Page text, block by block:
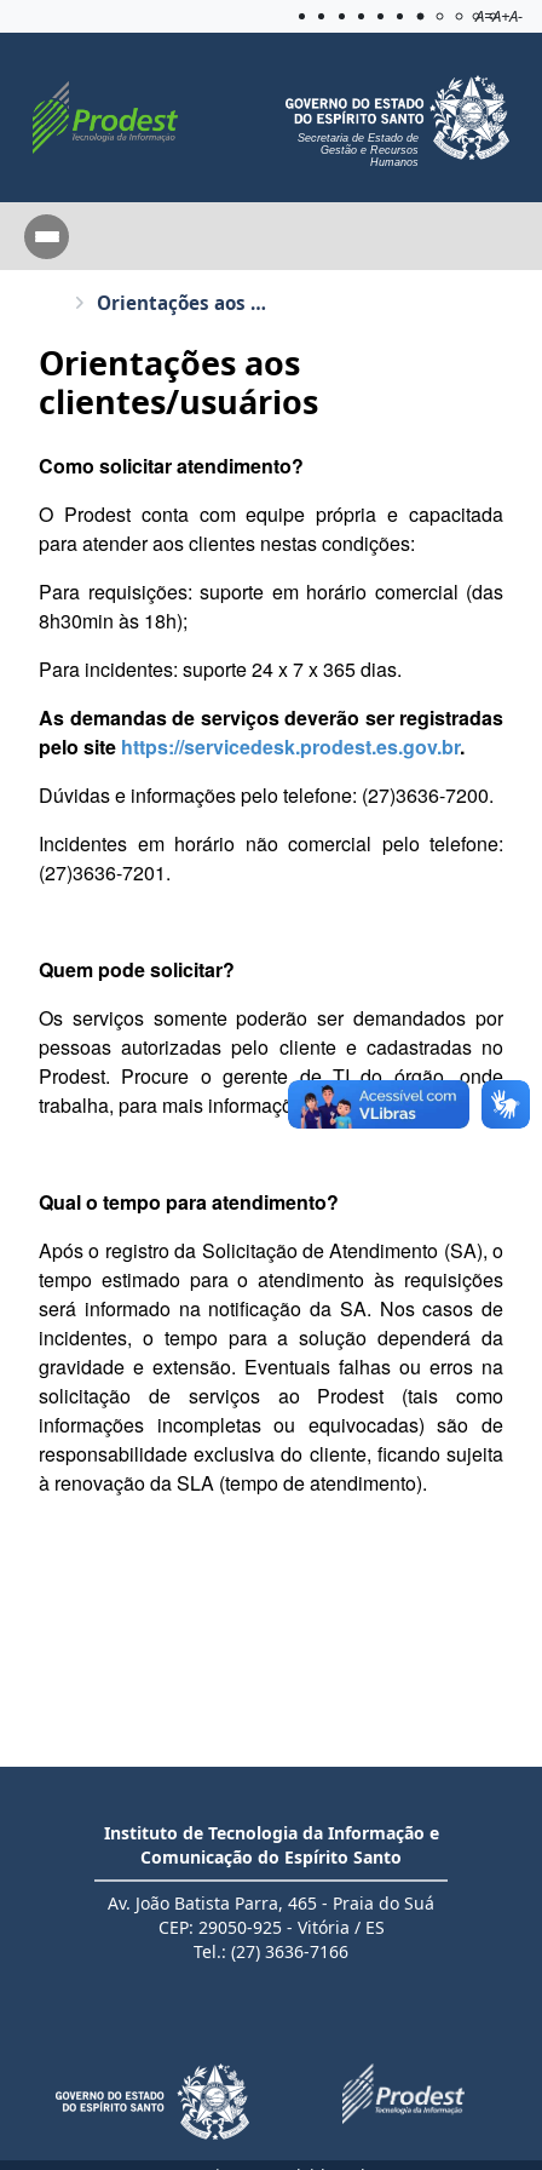
Aplicar
A=A+A-
Secretaria de Estado de
Gestão e Recursos
Humanos
Orientações aos clientes/usuários
Orientações aos
clientes/usuários
Como solicitar atendimento?
O Prodest conta com equipe própria e capacitada
para atender aos clientes nestas condições:
Para requisições: suporte em horário comercial (das
8h30min às 18h);
Para incidentes: suporte 24 x 7 x 365 dias.
As demandas de serviços deverão ser registradas
pelo site https://servicedesk.prodest.es.gov.br.
Dúvidas e informaçõespelo telefone: (27)3636-7200.
Incidentes em horário não comercial pelo telefone:
(27)3636-7201.
Quem pode solicitar?
Os serviços somente poderão ser demandados por
pessoas autorizadas pelo cliente e cadastradas no
Prodest. Procure o gerente de TI do órgão, onde
trabalha, para mais informações.
Qual o tempo para atendimento?
Após o registro da Solicitação de Atendimento (SA), o
tempo estimado para o atendimento às requisições
será informado na notificação da SA. Nos casos de
incidentes, o tempo para a solução dependerá da
gravidade e extensão. Eventuais falhas ou erros na
solicitação de serviços ao Prodest (tais como
informações incompletas ou equivocadas) são de
responsabilidade exclusiva do cliente, ficando sujeita
à renovação da SLA (tempo de atendimento).
Instituto de Tecnologia da Informação e
Comunicação do Espírito Santo
Av. João Batista Parra, 465 - Praia do Suá
CEP: 29050-925 - Vitória / ES
Tel.: (27) 3636-7166